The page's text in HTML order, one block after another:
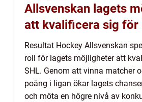
Allsvenskan lagets
att kvalificera sig för
Resultat Hockey Allsvenskan
roll för lagets möjligheter att
SHL. Genom att vinna matcher
poäng i ligan ökar lagets
och möta en högre nivå av